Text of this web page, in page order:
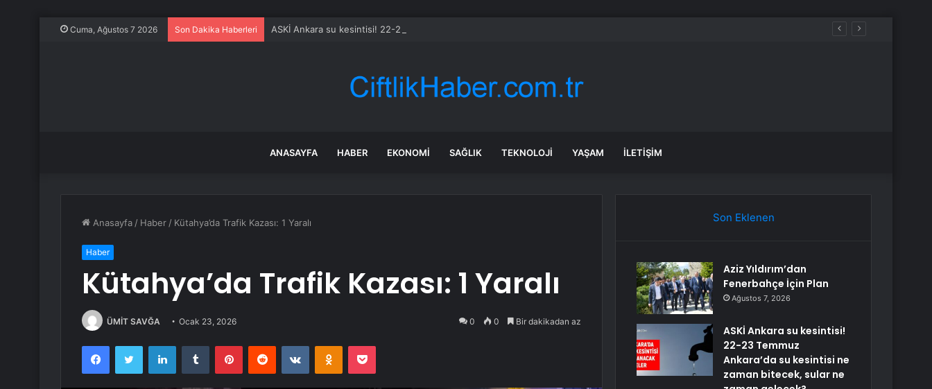
Cuma, Ağustos 7 2026 Son Dakika Haberleri ASKİ Ankara su kesintisi! 22-23 Temmuz Ankara’da su kesintisi ne zaman bitecek, sular ne zaman gelecek?
ANASAYFA HABER EKONOMI SAĞLIK TEKNOLOJI YAŞAM İLETIŞIM
Anasayfa / Haber / Kütahya’da Trafik Kazası: 1 Yaralı
Haber
Kütahya’da Trafik Kazası: 1 Yaralı
ÜMİT SAVĞA Ocak 23, 2026 0 0 Bir dakikadan az
FacebookTwitter LinkedInTumblr PinterestReddit VKontakteOdnoklassniki
Pocket
Son Eklenen
Aziz Yıldırım’dan
Fenerbahçe İçin Plan
Ağustos 7, 2026
ASKİ Ankara su kesintisi!
22-23 Temmuz
Ankara’da su kesintisi ne
zaman bitecek, sular ne